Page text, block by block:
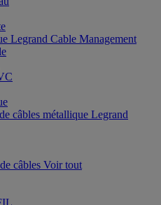
Legrand Cable Management
câbles métallique Legrand
câbles Voir tout